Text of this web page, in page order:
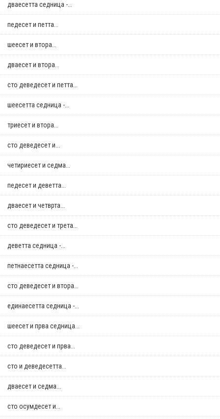
дваесетта седница -...
педесет и петта...
шеесет и втора...
дваесет и втора...
сто деведесет и петта...
шеесетта седница -...
триесет и втора...
сто деведесет и...
четириесет и седма...
педесет и деветта...
дваесет и четврта...
сто деведесет и трета...
деветта седница -...
петнаесетта седница -...
сто деведесет и втора...
единаесетта седница -...
шеесет и прва седница...
сто деведесет и прва...
сто и деведесетта...
дваесет и седма...
сто осумдесет и...